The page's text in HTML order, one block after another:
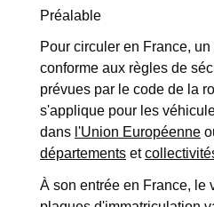
Préalable
Pour circuler en France,
conforme aux règles de
prévues par le code de la
s'applique pour les
dans l'Union Européenne
départements et
À son entrée en France, le